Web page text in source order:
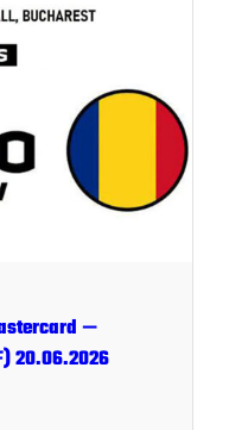
—
20.06.2026